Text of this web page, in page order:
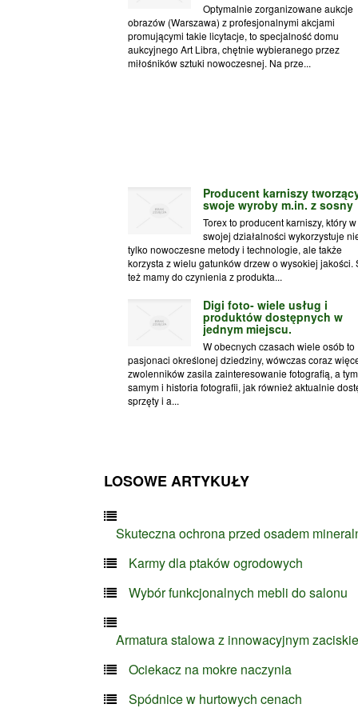
Optymalnie zorganizowane aukcje
obrazów (Warszawa) z profesjonalnymi akcjami
promującymi takie licytacje, to specjalność domu
aukcyjnego Art Libra, chętnie wybieranego przez
miłośników sztuki nowoczesnej. Na prze...
Producent karniszy
swoje wyroby m.in. z sosny
Torex to producent karniszy, który w
swojej działalności wykorzystuje
tylko nowoczesne metody i technologie, ale także
korzysta z wielu gatunków drzew o wysokiej jakości.
też mamy do czynienia z produkta...
Digi foto- wiele usług i
produktów dostępnych w
jednym miejscu.
W obecnych czasach wiele osób to
pasjonaci określonej dziedziny, wówczas coraz
zwolenników zasila zainteresowanie fotografią, a tym
samym i historia fotografii, jak również aktualnie
sprzęty i a...
LOSOWE ARTYKUŁY
Skuteczna ochrona przed osadem
Karmy dla ptaków ogrodowych
Wybór funkcjonalnych mebli do salonu
Armatura stalowa z innowacyjnym
Ociekacz na mokre naczynia
Spódnice w hurtowych cenach